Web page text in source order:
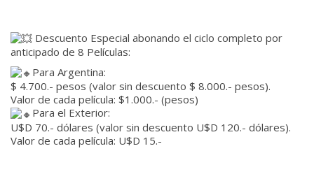
Descuento Especial abonando el ciclo completo por
anticipado de 8 Películas:
Para Argentina:
$ 4.700.- pesos (valor sin descuento $ 8.000.- pesos).
Valor de cada película: $1.000.- (pesos)
Para el Exterior:
U$D 70.- dólares (valor sin descuento U$D 120.- dólares).
Valor de cada película: U$D 15.-